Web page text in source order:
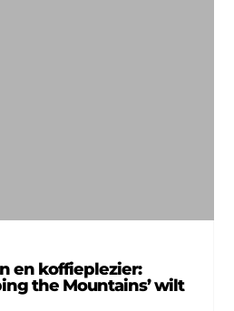
en koffieplezier:
the Mountains’ wilt